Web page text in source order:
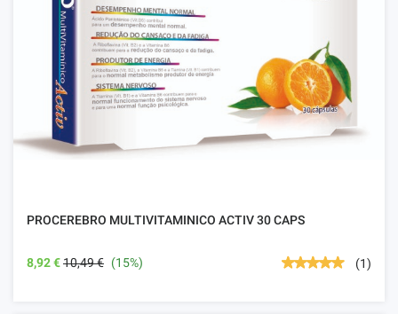
PROCEREBRO MULTIVITAMINICO ACTIV 30 CAPS
8,92 €10,49 € (15%) (1)